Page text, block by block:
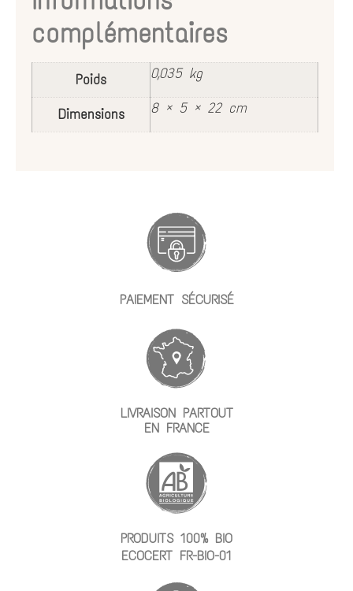
complémentaires
Poids 0,035 kg
Dimensions 8 × 5 × 22 cm
PAIEMENT SÉCURISÉ
LIVRAISON PARTOUT
EN FRANCE
PRODUITS 100% BIO
ECOCERT FR-BIO-01